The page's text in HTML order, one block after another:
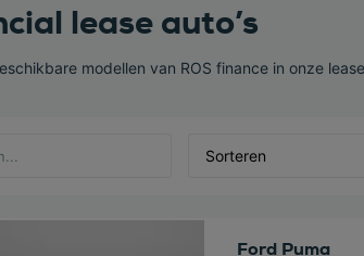
lease auto’s
modellen van ROS finance in onze
Sorteren
Ford Puma